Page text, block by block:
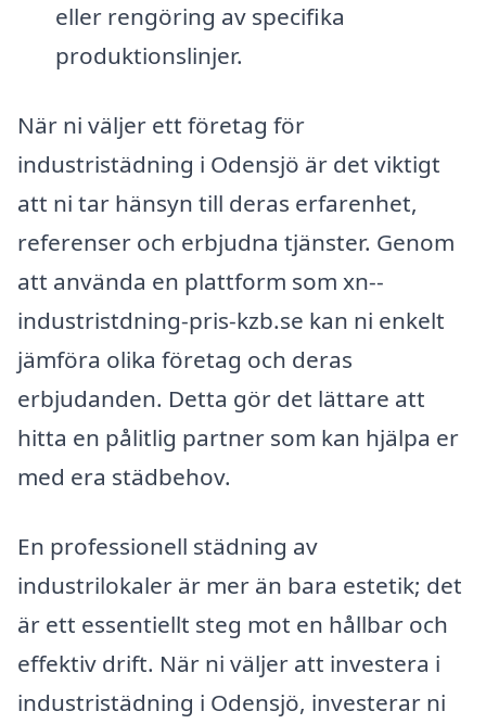
eller rengöring av specifika
produktionslinjer.
När ni väljer ett företag för
industristädning i Odensjö är det viktigt
att ni tar hänsyn till deras erfarenhet,
referenser och erbjudna tjänster. Genom
att använda en plattform som xn--
industristdning-pris-kzb.se kan ni enkelt
jämföra olika företag och deras
erbjudanden. Detta gör det lättare att
hitta en pålitlig partner som kan hjälpa er
med era städbehov.
En professionell städning av
industrilokaler är mer än bara estetik; det
är ett essentiellt steg mot en hållbar och
effektiv drift. När ni väljer att investera i
industristädning i Odensjö, investerar ni